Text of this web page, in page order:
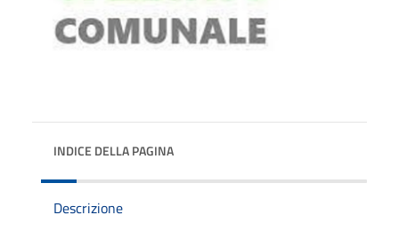
INDICE DELLA PAGINA
Descrizione